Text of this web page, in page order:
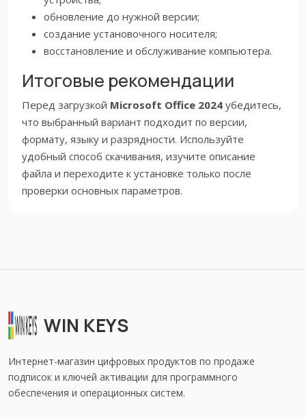
обновление до нужной версии;
создание установочного носителя;
восстановление и обслуживание компьютера.
Итоговые рекомендации
Перед загрузкой Microsoft Office 2024 убедитесь,
что выбранный вариант подходит по версии,
формату, языку и разрядности. Используйте
удобный способ скачивания, изучите описание
файла и переходите к установке только после
проверки основных параметров.
WIN KEYS
Интернет-магазин цифровых продуктов по продаже
подписок и ключей активации для программного
обеспечения и операционных систем.